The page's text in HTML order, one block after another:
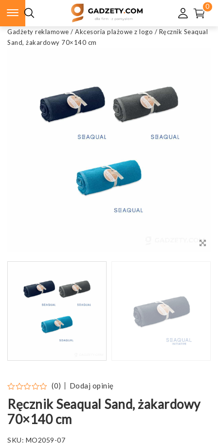
0
Gadżety reklamowe / Akcesoria plażowe z logo / Ręcznik Seaqual
Sand, żakardowy 70×140 cm
(0) Dodaj opinię
Ręcznik Seaqual Sand, żakardowy
70×140 cm
SKU: MO2059-07